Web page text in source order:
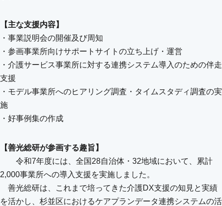
【主な支援内容】
・事業説明会の開催及び周知
・参画事業所向けサポートサイトの立ち上げ・運営
・介護サービス事業所に対する連携システム導入のための伴走
支援
・モデル事業所へのヒアリング調査・タイムスタディ調査の実
施
・好事例集の作成
【善光総研が参画する趣旨】
令和7年度には、全国28自治体・32地域において、累計
2,000事業所への導入支援を実施しました。
善光総研は、これまで培ってきた介護DX支援の知見と実績
を活かし、杉並区におけるケアプランデータ連携システムの活